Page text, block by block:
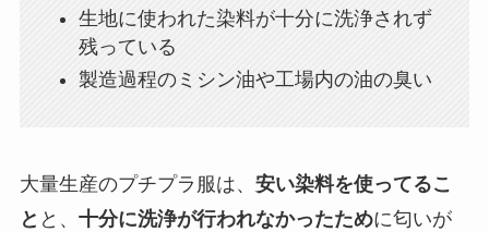
生地に使われた染料が十分に洗浄されず
残っている
製造過程のミシン油や工場内の油の臭い
大量生産のプチプラ服は、 安い染料を使ってるこ
と と、 十分に洗浄が行われなかったために匂いが